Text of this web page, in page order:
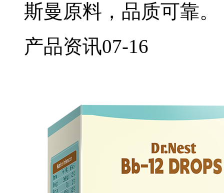
斯曼原料，品质可靠。
产品资讯07-16